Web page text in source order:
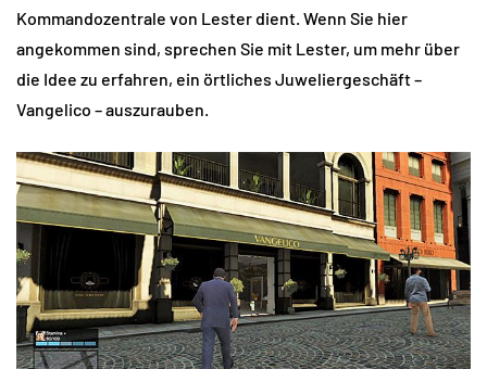
Kommandozentrale von Lester dient. Wenn Sie hier
angekommen sind, sprechen Sie mit Lester, um mehr über
die Idee zu erfahren, ein örtliches Juweliergeschäft –
Vangelico – auszurauben.